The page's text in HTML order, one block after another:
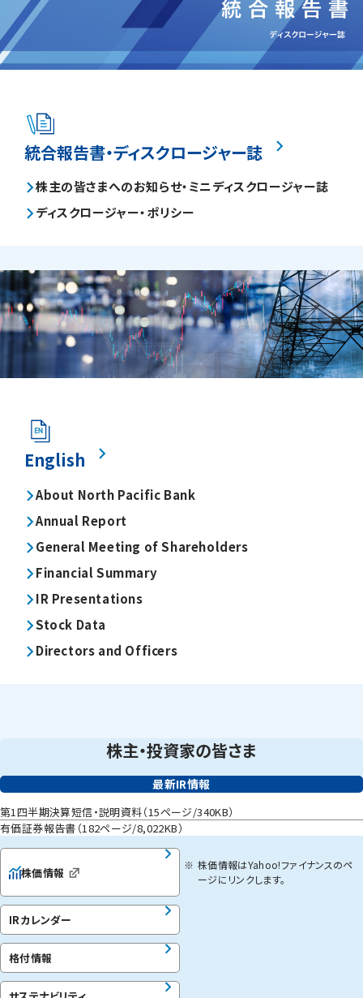
統合報告書・ディスクロージャー誌
株主の皆さまへのお知らせ・ミニディスクロージャー誌
ディスクロージャー・ポリシー
English
About North Pacific Bank
Annual Report
General Meeting of Shareholders
Financial Summary
IR Presentations
Stock Data
Directors and Officers
株主・投資家の皆さま
最新IR情報
第1四半期決算短信・説明資料（15ページ/340KB）
有価証券報告書（182ページ/8,022KB）
株価情報 ※ 株価情報はYahoo!ファイナンスのペ
ージにリンクします。
IRカレンダー
格付情報